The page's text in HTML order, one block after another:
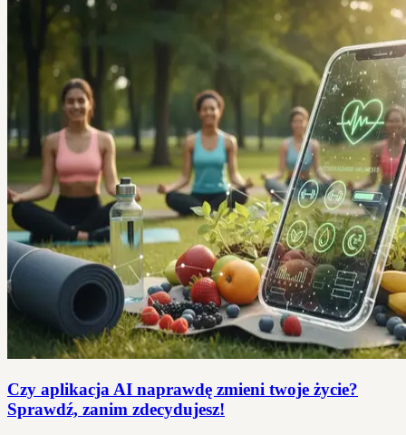
Czy aplikacja AI naprawdę zmieni twoje życie?
Sprawdź, zanim zdecydujesz!